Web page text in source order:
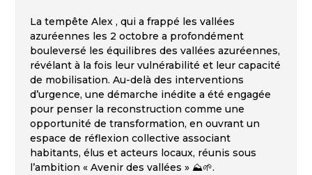
La tempête Alex , qui a frappé les vallées
azuréennes les 2 octobre a profondément
bouleversé les équilibres des vallées azuréennes,
révélant à la fois leur vulnérabilité et leur capacité
de mobilisation. Au-delà des interventions
d’urgence, une démarche inédite a été engagée
pour penser la reconstruction comme une
opportunité de transformation, en ouvrant un
espace de réflexion collective associant
habitants, élus et acteurs locaux, réunis sous
l’ambition « Avenir des vallées » ⛰️🌱.